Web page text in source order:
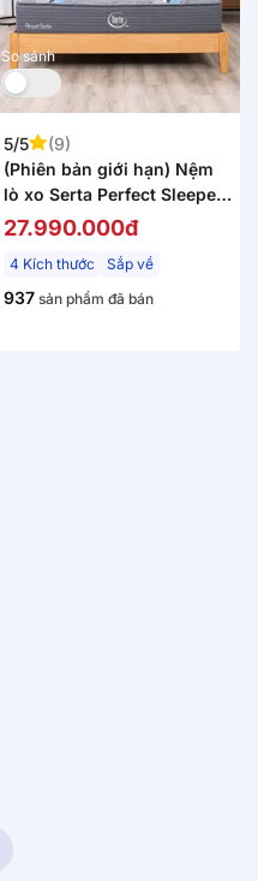
So sánh
5/5
(9)
(Phiên bản giới hạn) Nệm
lò xo Serta Perfect Sleeper
Royal Suite hoàng gia dày
27.990.000đ
4 Kích thước Sắp về
937 sản phẩm đã bán